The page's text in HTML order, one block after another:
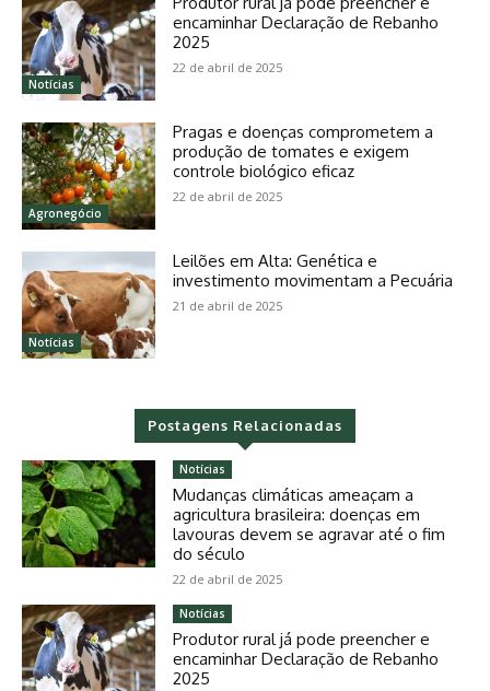
Notícias
encaminhar Declaração de Rebanho
2025
22 de abril de 2025
Agronegócio
Pragas e doenças comprometem a
produção de tomates e exigem
controle biológico eficaz
22 de abril de 2025
Notícias
Leilões em Alta: Genética e
investimento movimentam a Pecuária
21 de abril de 2025
Postagens Relacionadas
Notícias
Mudanças climáticas ameaçam a
agricultura brasileira: doenças em
lavouras devem se agravar até o fim
do século
22 de abril de 2025
Notícias
Produtor rural já pode preencher e
encaminhar Declaração de Rebanho
2025